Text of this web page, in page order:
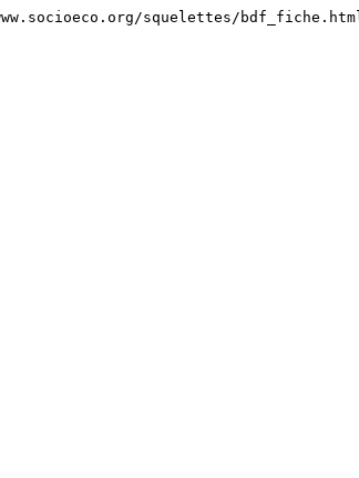
squelettes/